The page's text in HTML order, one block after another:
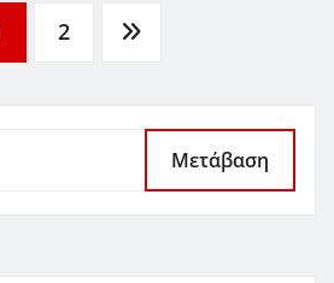
2
Μετάβαση